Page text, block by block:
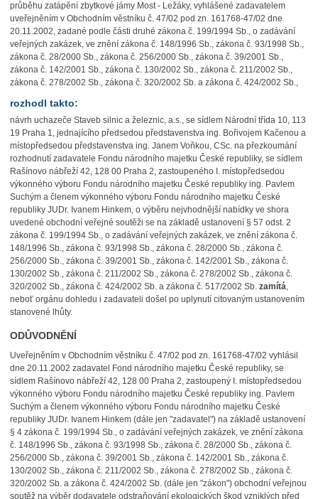
průběhu zatápění zbytkové jámy Most - Ležáky, vyhlášené zadavatelem
uveřejněním v Obchodním věstníku č. 47/02 pod zn. 161768-47/02 dne
20.11.2002, zadané podle části druhé zákona č. 199/1994 Sb., o zadávání
veřejných zakázek, ve znění zákona č. 148/1996 Sb., zákona č. 93/1998 Sb.,
zákona č. 28/2000 Sb., zákona č. 256/2000 Sb., zákona č. 39/2001 Sb.,
zákona č. 142/2001 Sb., zákona č. 130/2002 Sb., zákona č. 211/2002 Sb.,
zákona č. 278/2002 Sb., zákona č. 320/2002 Sb. a zákona č. 424/2002 Sb.,
rozhodl takto:
návrh uchazeče Staveb silnic a železnic, a.s., se sídlem Národní třída 10, 113
19 Praha 1, jednajícího předsedou představenstva ing. Bořivojem Kačenou a
místopředsedou představenstva ing. Janem Voňkou, CSc. na přezkoumání
rozhodnutí zadavatele Fondu národního majetku České republiky, se sídlem
Rašínovo nábřeží 42, 128 00 Praha 2, zastoupeného I. místopředsedou
výkonného výboru Fondu národního majetku České republiky ing. Pavlem
Suchým a členem výkonného výboru Fondu národního majetku České
republiky JUDr. Ivanem Hinkem, o výběru nejvhodnější nabídky ve shora
uvedené obchodní veřejné soutěži se na základě ustanovení § 57 odst. 2
zákona č. 199/1994 Sb., o zadávání veřejných zakázek, ve znění zákona č.
148/1996 Sb., zákona č. 93/1998 Sb., zákona č. 28/2000 Sb., zákona č.
256/2000 Sb., zákona č. 39/2001 Sb., zákona č. 142/2001 Sb., zákona č.
130/2002 Sb., zákona č. 211/2002 Sb., zákona č. 278/2002 Sb., zákona č.
320/2002 Sb., zákona č. 424/2002 Sb. a zákona č. 517/2002 Sb. zamítá,
neboť orgánu dohledu i zadavateli došel po uplynutí citovaným ustanovením
stanovené lhůty.
ODŮVODNĚNÍ
Uveřejněním v Obchodním věstníku č. 47/02 pod zn. 161768-47/02 vyhlásil
dne 20.11.2002 zadavatel Fond národního majetku České republiky, se
sídlem Rašínovo nábřeží 42, 128 00 Praha 2, zastoupený I. místopředsedou
výkonného výboru Fondu národního majetku České republiky ing. Pavlem
Suchým a členem výkonného výboru Fondu národního majetku České
republiky JUDr. Ivanem Hinkem (dále jen "zadavatel") na základě ustanovení
§ 4 zákona č. 199/1994 Sb., o zadávání veřejných zakázek, ve znění zákona
č. 148/1996 Sb., zákona č. 93/1998 Sb., zákona č. 28/2000 Sb., zákona č.
256/2000 Sb., zákona č. 39/2001 Sb., zákona č. 142/2001 Sb., zákona č.
130/2002 Sb., zákona č. 211/2002 Sb., zákona č. 278/2002 Sb., zákona č.
320/2002 Sb. a zákona č. 424/2002 Sb. (dále jen "zákon") obchodní veřejnou
soutěž na výběr dodavatele odstraňování ekologických škod vzniklých před